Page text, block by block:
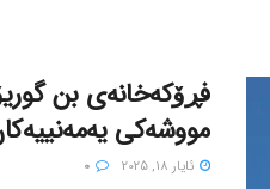
فڕۆکەخانەی بن
مووشەکی
ئایار 18, 2025